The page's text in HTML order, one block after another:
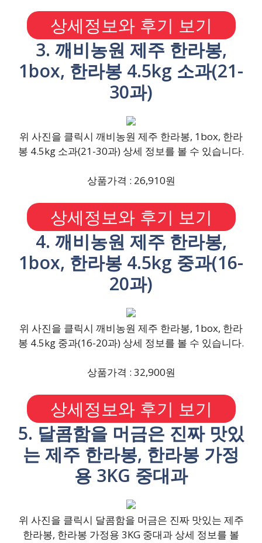
상세정보와 후기 보기
3. 깨비농원 제주 한라봉,
1box, 한라봉 4.5kg 소과(21-
30과)
위 사진을 클릭시 깨비농원 제주 한라봉, 1box, 한라
봉 4.5kg 소과(21-30과) 상세 정보를 볼 수 있습니다.
상품가격 : 26,910원
상세정보와 후기 보기
4. 깨비농원 제주 한라봉,
1box, 한라봉 4.5kg 중과(16-
20과)
위 사진을 클릭시 깨비농원 제주 한라봉, 1box, 한라
봉 4.5kg 중과(16-20과) 상세 정보를 볼 수 있습니다.
상품가격 : 32,900원
상세정보와 후기 보기
5. 달콤함을 머금은 진짜 맛있
는 제주 한라봉, 한라봉 가정
용 3KG 중대과
위 사진을 클릭시 달콤함을 머금은 진짜 맛있는 제주
한라봉, 한라봉 가정용 3KG 중대과 상세 정보를 볼